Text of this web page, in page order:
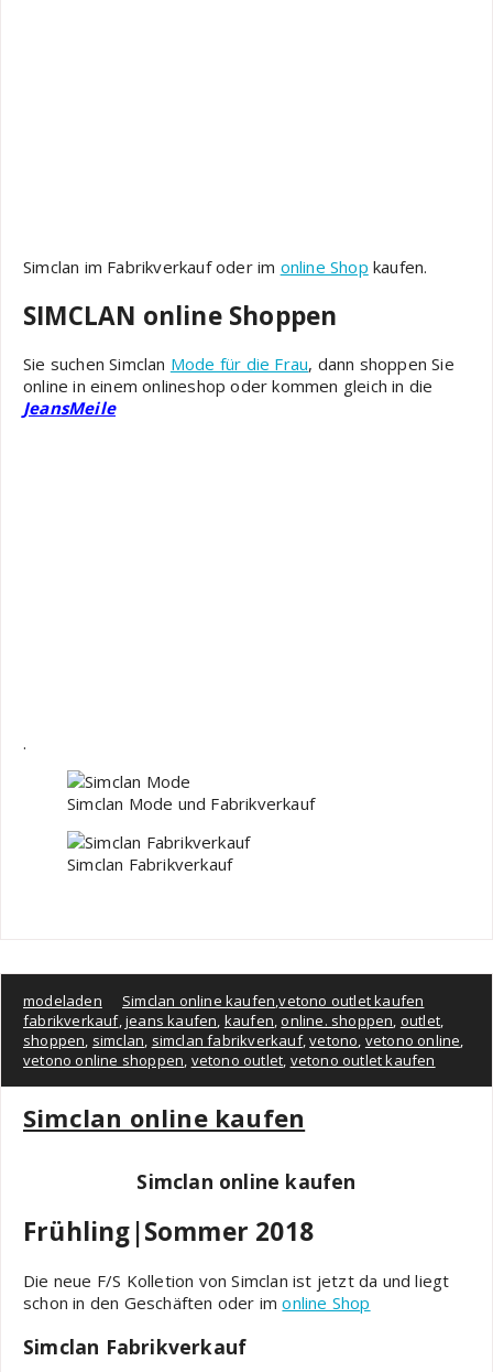
Simclan im Fabrikverkauf oder im online Shop kaufen.
SIMCLAN online Shoppen
Sie suchen Simclan Mode für die Frau, dann shoppen Sie
online in einem onlineshop oder kommen gleich in die
JeansMeile
.
Simclan Mode und Fabrikverkauf
Simclan Fabrikverkauf
modeladen Simclan online kaufen,vetono outlet kaufen
fabrikverkauf,jeans kaufen, kaufen,online. shoppen, outlet,
shoppen, simclan, simclan fabrikverkauf,vetono, vetono online,
vetono online shoppen, vetono outlet, vetono outlet kaufen
Simclan online kaufen
Simclan online kaufen
Frühling|Sommer 2018
Die neue F/S Kolletion von Simclan ist jetzt da und liegt
schon in den Geschäften oder imonline Shop
Simclan Fabrikverkauf